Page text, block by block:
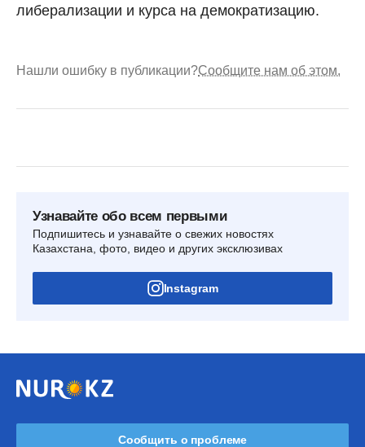
либерализации и курса на демократизацию.
Нашли ошибку в публикации?Сообщите нам об этом.
Узнавайте обо всем первыми
Подпишитесь и узнавайте о свежих новостях
Казахстана, фото, видео и других эксклюзивах
Instagram
Сообщить о проблеме